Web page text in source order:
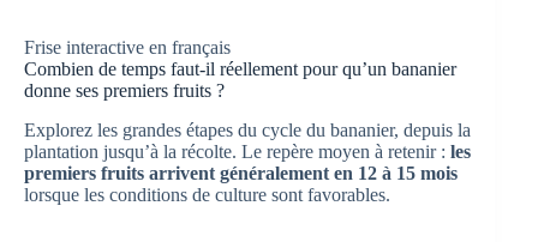
Frise interactive en français
Combien de temps faut-il réellement pour qu’un bananier
donne ses premiers fruits ?
Explorez les grandes étapes du cycle du bananier, depuis la
plantation jusqu’à la récolte. Le repère moyen à retenir : les
premiers fruits arrivent généralement en 12 à 15 mois
lorsque les conditions de culture sont favorables.